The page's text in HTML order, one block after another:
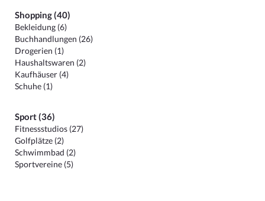
Shopping (40)
Bekleidung (6)
Buchhandlungen (26)
Drogerien (1)
Haushaltswaren (2)
Kaufhäuser (4)
Schuhe (1)
Sport (36)
Fitnessstudios (27)
Golfplätze (2)
Schwimmbad (2)
Sportvereine (5)